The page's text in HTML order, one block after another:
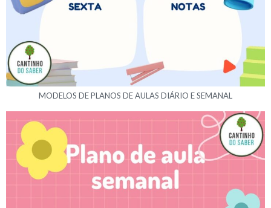
MODELOS DE PLANOS DE AULAS DIÁRIO E SEMANAL